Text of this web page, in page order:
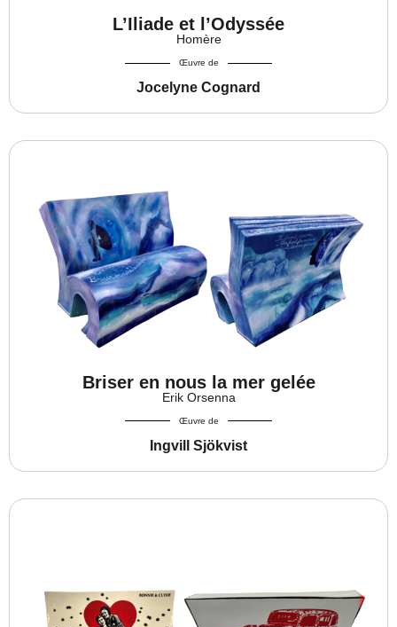
L’Iliade et l’Odyssée
Homère
Œuvre de
Jocelyne Cognard
Briser en nous la mer gelée
Erik Orsenna
Œuvre de
Ingvill Sjökvist